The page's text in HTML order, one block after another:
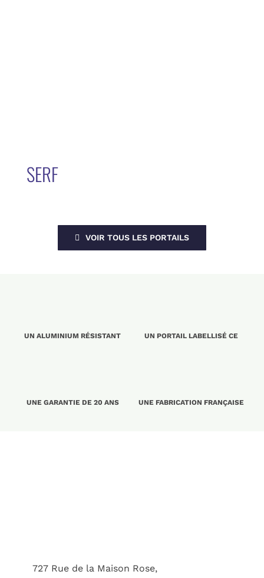
SERF
VOIR TOUS LES PORTAILS
UN ALUMINIUM RÉSISTANT UN PORTAIL LABELLISÉ CE
UNE GARANTIE DE 20 ANS UNE FABRICATION FRANÇAISE
727 Rue de la Maison Rose,